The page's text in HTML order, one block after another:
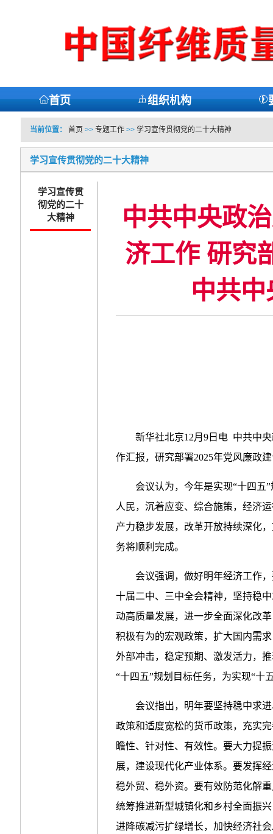
首页 组织机构
当前位置： 首页 >> 专题工作>> 学习宣传贯彻党的二十大精神
学习宣传贯彻党的二十大精神
学习宣传贯
彻党的二十
大精神
中共中央政
济工作 研究
中共
新华社北京12月9日电 中共中
作汇报，研究部署2025年党风廉政
会议认为，今年是实现“十四五
人民，沉着应变、综合施策，经济
产力稳步发展，改革开放持续深化
务将顺利完成。
会议强调，做好明年经济工作
十届二中、三中全会精神，坚持稳
动高质量发展，进一步全面深化改
积极有为的宏观政策，扩大国内需
外部冲击，稳定预期、激发活力，
“十四五”规划目标任务，为实现“十
会议指出，明年要坚持稳中求
政策和适度宽松的货币政策，充实
瞻性、针对性、有效性。要大力提
展，建设现代化产业体系。要发挥
稳外贸、稳外资。要有效防范化解
统筹推进新型城镇化和乡村全面振
进降碳减污扩绿增长，加快经济社